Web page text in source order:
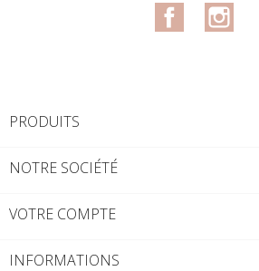
Facebook
PRODUITS
NOTRE SOCIÉTÉ
VOTRE COMPTE
INFORMATIONS